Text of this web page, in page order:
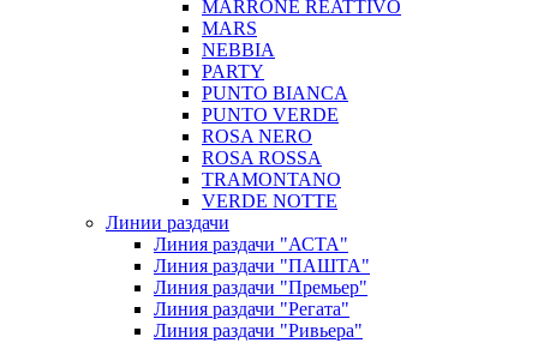
MARRONE REATTIVO
MARS
NEBBIA
PARTY
PUNTO BIANCA
PUNTO VERDE
ROSA NERO
ROSA ROSSA
TRAMONTANO
VERDE NOTTE
Линии раздачи
Линия раздачи "АСТА"
Линия раздачи "ПАШТА"
Линия раздачи "Премьер"
Линия раздачи "Регата"
Линия раздачи "Ривьера"